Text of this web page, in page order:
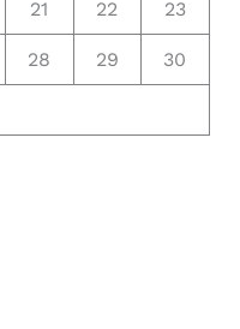
21 22 23
28 29 30